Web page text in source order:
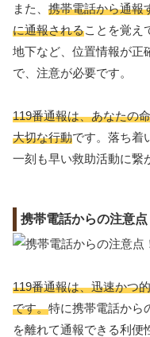
また、 携帯電話から通報
に通報されることを覚え
地下など、位置情報が正
で、注意が必要です。
119番通報は、あなたの
大切な行動です。落ち着
一刻も早い救助活動に繋
携帯電話からの注意
119番通報は、迅速かつ
です。特に携帯電話から
を離れて通報できる利便